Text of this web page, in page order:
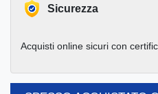
Sicurezza
Acquisti online sicuri con